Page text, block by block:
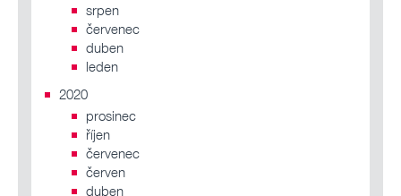
srpen
červenec
duben
leden
2020
prosinec
říjen
červenec
červen
duben